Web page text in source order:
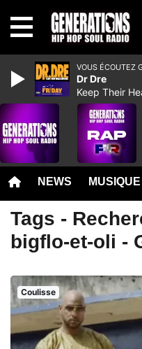
NEWS MUSIQUE
Tags -
bigflo-et-oli -
Coulisse
VOUS ÉCOUTEZ
Dr Dre
Keep Their